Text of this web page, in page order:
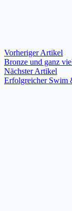
Vorheriger Artikel
Bronze und ganz
Nächster Artikel
Erfolgreicher Swim